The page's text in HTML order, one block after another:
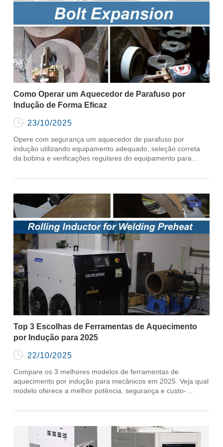
Como Operar um Aquecedor de Parafuso por
Indução de Forma Eficaz
 23/10/2025
Opere com segurança um aquecedor de parafuso por
indução utilizando equipamento adequado, seleção correta
da bobina e verificações regulares do equipamento para
Top 3 Escolhas de Ferramentas de Aquecimento
por Indução para 2025
 22/10/2025
Compare os 3 melhores modelos de ferramentas de
aquecimento por indução para mecânicos em 2025. Veja qual
modelo oferece a melhor potência, segurança e custo-